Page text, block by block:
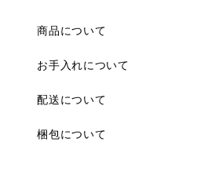
商品について
お手入れについて
配送について
梱包について